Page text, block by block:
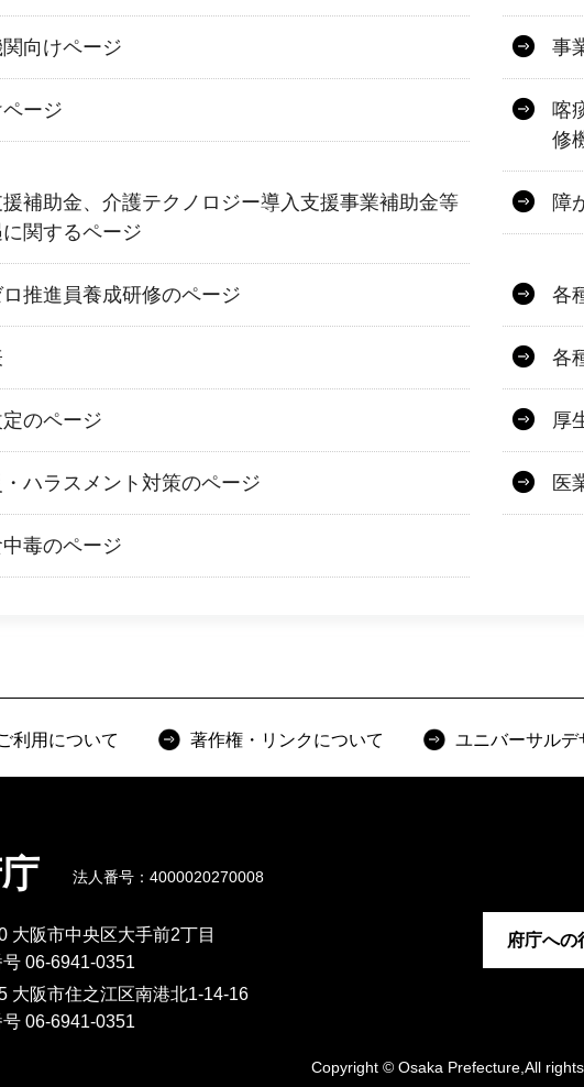
向けページ 事
ージ
喀
修
補助金、介護テクノロジー導入支援事業補助金等
関するページ
障
推進員養成研修のページ 各
各
のページ 厚
ハラスメント対策のページ 医
毒のページ
利用について 著作権・リンクについて ユニバーサルデ
法人番号：4000020270008
大阪市中央区大手前2丁目
06-6941-0351
大阪市住之江区南港北1-14-16
06-6941-0351
府庁への
Copyright © Osaka Prefecture,All rights